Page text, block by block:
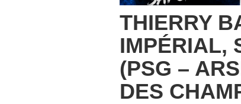
THIERRY
IMPÉRIAL,
(PSG –
DES